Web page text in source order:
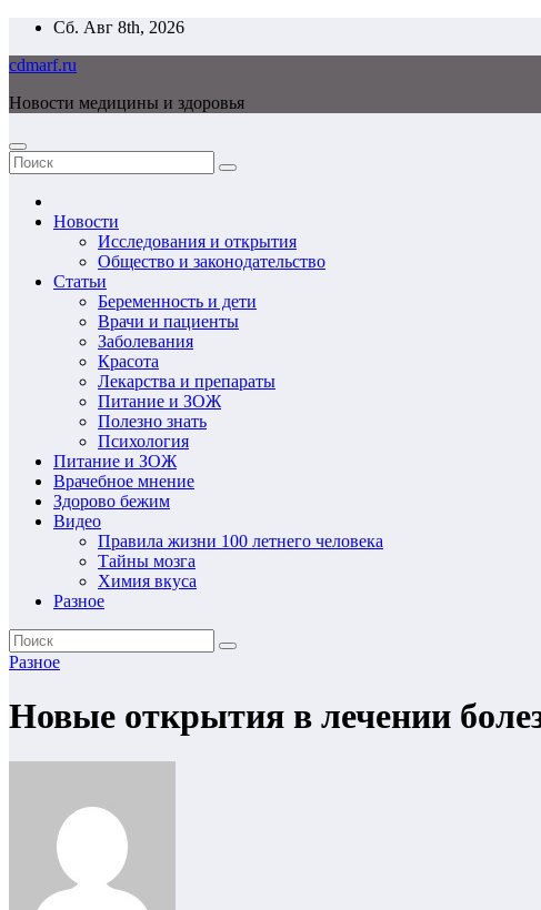
Перейти
содержимому
Сб. Авг 8th, 2026
cdmarf.ru
Новости медицины и здоровья
Новости
Исследования и открытия
Общество и законодательство
Статьи
Беременность и дети
Врачи и пациенты
Заболевания
Красота
Лекарства и препараты
Питание и ЗОЖ
Полезно знать
Психология
Питание и ЗОЖ
Врачебное мнение
Здорово бежим
Видео
Правила жизни 100 летнего человека
Тайны мозга
Химия вкуса
Разное
Разное
Новые открытия в лечении